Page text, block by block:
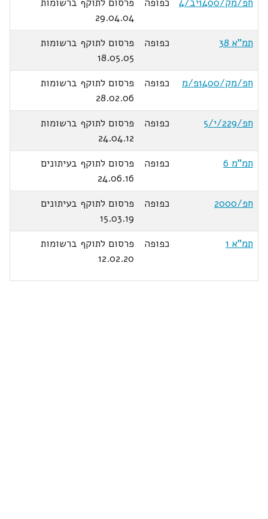
29.04.04
תמ"א 38
כפופה
פרסום לתוקף ברשומות
18.05.05
חפ/מק/1400פ/מ
כפופה
פרסום לתוקף ברשומות
28.02.06
חפ/229/י/5
כפופה
פרסום לתוקף ברשומות
24.04.12
תמ"מ 6
כפופה
פרסום לתוקף בעיתונים
24.06.16
חפ/2000
כפופה
פרסום לתוקף בעיתונים
15.03.19
תמ"א 1
כפופה
פרסום לתוקף ברשומות
12.02.20